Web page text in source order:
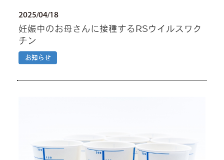
2025/04/18
妊娠中のお母さんに接種するRSウイルスワク
チン
お知らせ